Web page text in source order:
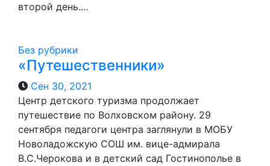
второй день.…
Без рубрики
«Путешественники»
Сен 30, 2021
Центр детского туризма продолжает
путешествие по Волховском району. 29
сентября педагоги центра заглянули в МОБУ
Новоладожскую СОШ им. вице-адмирала
В.С.Черокова и в детский сад Гостинополье в